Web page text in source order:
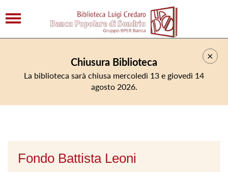
×
Chiusura Biblioteca
La biblioteca sarà chiusa mercoledì 13 e giovedì 14
agosto 2026.
Fondo Battista Leoni